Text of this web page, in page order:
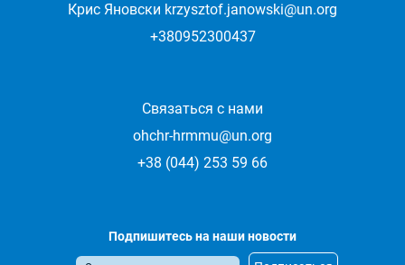
Крис Яновски krzysztof.janowski@un.org
+380952300437
Связаться с нами
ohchr-hrmmu@un.org
+38 (044) 253 59 66
Подпишитесь на наши новости